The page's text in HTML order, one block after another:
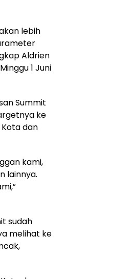
lebih
Aldrien
1 Juni
Summit
ke
dan
kami,
lainnya.
sudah
melihat ke